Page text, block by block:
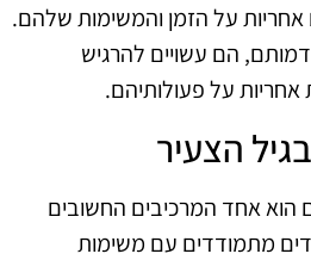
על הזמן והמשימות שלהם.
הם עשויים להרגיש
אחריות על פעולותיהם.
הצעיר
הוא אחד המרכיבים החשובים
מתמודדים עם משימות